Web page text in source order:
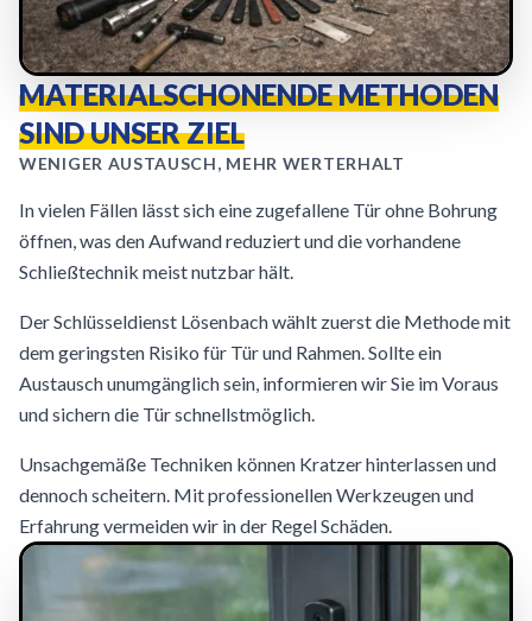
MATERIALSCHONENDE METHODEN
SIND UNSER ZIEL
WENIGER AUSTAUSCH, MEHR WERTERHALT
In vielen Fällen lässt sich eine zugefallene Tür ohne Bohrung
öffnen, was den Aufwand reduziert und die vorhandene
Schließtechnik meist nutzbar hält.
Der Schlüsseldienst Lösenbach wählt zuerst die Methode mit
dem geringsten Risiko für Tür und Rahmen. Sollte ein
Austausch unumgänglich sein, informieren wir Sie im Voraus
und sichern die Tür schnellstmöglich.
Unsachgemäße Techniken können Kratzer hinterlassen und
dennoch scheitern. Mit professionellen Werkzeugen und
Erfahrung vermeiden wir in der Regel Schäden.